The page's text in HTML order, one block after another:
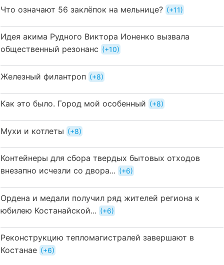
Что означают 56 заклёпок на мельнице? +11
Идея акима Рудного Виктора Ионенко вызвала
общественный резонанс
+10
Железный филантроп +8
Как это было. Город мой особенный +8
Мухи и котлеты +8
Контейнеры для сбора твердых бытовых отходов
внезапно исчезли со двора...
+6
Ордена и медали получил ряд жителей региона к
юбилею Костанайской...
+6
Реконструкцию тепломагистралей завершают в
Костанае
+6